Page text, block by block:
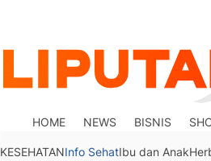
HOME NEWS BISNIS
KESEHATANInfo SehatIbu dan Anak